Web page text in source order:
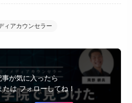
ィアカウンセラー
事が気に入ったら
たは フォローしてね！